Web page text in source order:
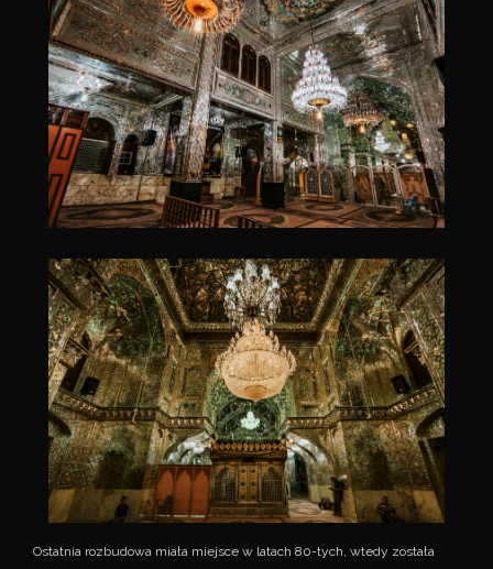
Ostatnia rozbudowa miała miejsce w latach 80-tych, wtedy została